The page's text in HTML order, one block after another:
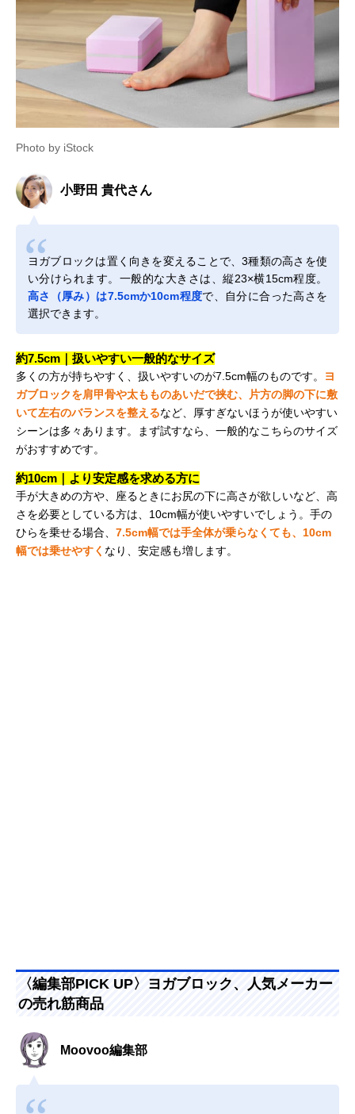
Photo by iStock
小野田 貴代さん
ヨガブロックは置く向きを変えることで、3種類の高さを使
い分けられます。一般的な大きさは、縦23×横15cm程度。
高さ（厚み）は7.5cmか10cm程度で、自分に合った高さを
選択できます。
約7.5cm｜扱いやすい一般的なサイズ
多くの方が持ちやすく、扱いやすいのが7.5cm幅のものです。
ヨ
ガブロックを肩甲骨や太もものあいだで挟む、片方の脚の下に敷
いて左右のバランスを整えるなど、厚すぎないほうが使いやすい
シーンは多々あります。まず試すなら、一般的なこちらのサイズ
がおすすめです。
約10cm｜より安定感を求める方に
手が大きめの方や、座るときにお尻の下に高さが欲しいなど、高
さを必要としている方は、10cm幅が使いやすいでしょう。手の
ひらを乗せる場合、 7.5cm幅では手全体が乗らなくても、10cm
幅では乗せやすく なり、安定感も増します。
〈編集部PICK UP〉ヨガブロック、人気メーカー
の売れ筋商品
Moovoo編集部